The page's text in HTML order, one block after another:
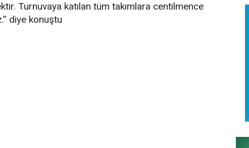
Turnuvaya katılan tüm takımlara centilmence
diye konuştu